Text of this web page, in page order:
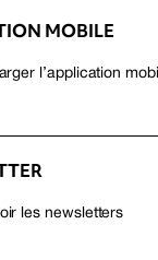
MOBILE
l’application
les newsletters